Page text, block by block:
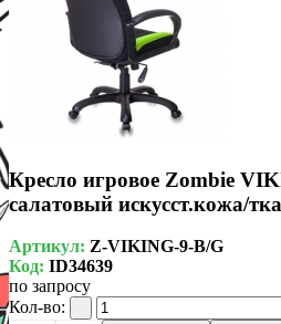
Кресло игровое Zombie
салатовый искусст.кожа/
Артикул: Z-VIKING-9-B/G
Код: ID34639
по запросу
Кол-во: